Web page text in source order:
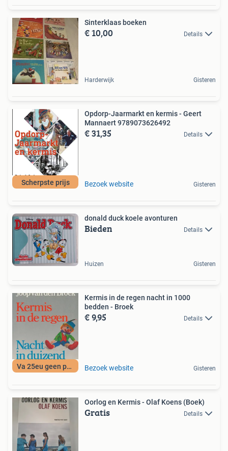
Sinterklaas boeken
€ 10,00 Details
Harderwijk Gisteren
Scherpste prijs
Opdorp-Jaarmarkt en kermis - Geert
Mannaert 9789073626492
€ 31,35 Details
Bezoek website Gisteren
donald duck koele avonturen
Bieden Details
Huizen Gisteren
Va 25eu geen porto
Kermis in de regen nacht in 1000
bedden - Broek
€ 9,95 Details
Bezoek website Gisteren
Oorlog en Kermis - Olaf Koens (Boek)
Gratis Details